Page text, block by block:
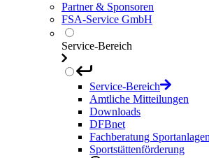
Partner & Sponsoren
FSA-Service GmbH
Service-Bereich
Service-Bereich
Amtliche Mitteilungen
Downloads
DFBnet
Fachberatung
Sportstättenförderung